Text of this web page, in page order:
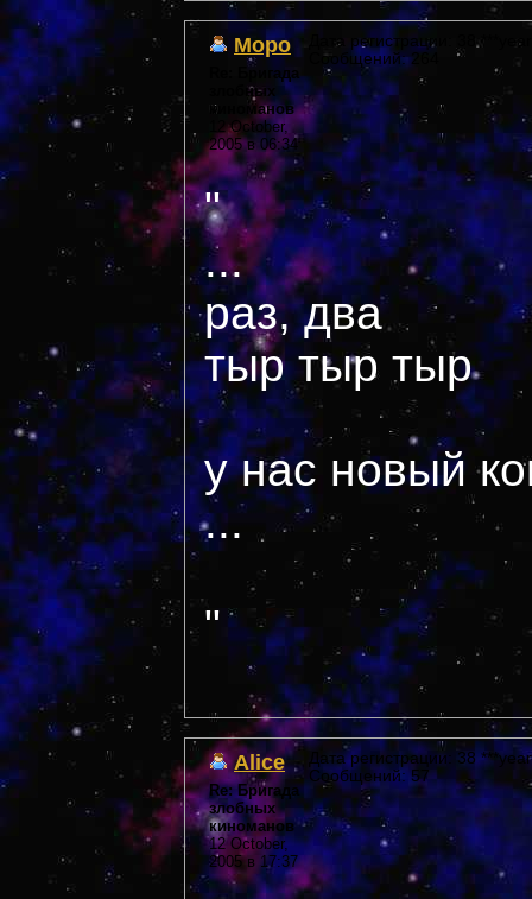
Моро
Re: Бригада
злобных
киноманов
12 October,
2005 в 06:34
Дата регистрации: 38
Сообщений: 264
"
...
раз, два
тыр тыр тыр
у нас новый
...
"
Alice
Re: Бригада
злобных
киноманов
12 October,
2005 в 17:37
Дата регистрации: 38
Сообщений: 57